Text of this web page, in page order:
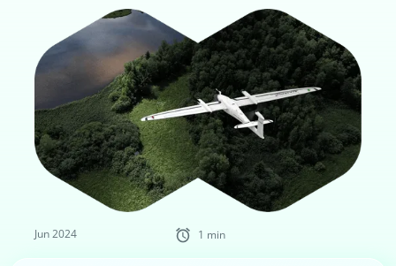
Jun 2024 1 min